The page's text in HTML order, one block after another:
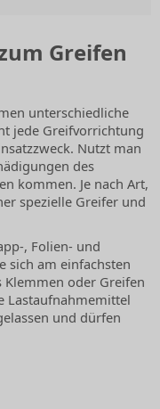
Greifen
unterschiedliche
jede Greifvorrichtung
Nutzt man
des
kommen. Je nach Art,
spezielle Greifer und
, Folien- und
sich am einfachsten
oder Greifen
Lastaufnahmemittel
und dürfen